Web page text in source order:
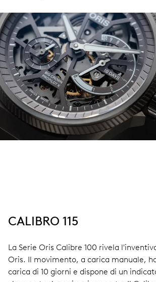
CALIBRO 115
La Serie Oris Calibre 100 rivela
Oris. Il movimento, a carica manuale,
carica di 10 giorni e dispone di un